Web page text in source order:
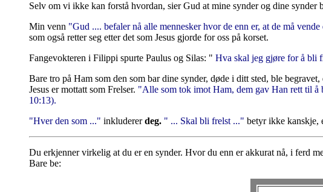
Selv om vi ikke kan forstå hvordan, sier Gud at mine synder og dine
Min venn "Gud .... befaler nå alle mennesker hvor de enn er, at de må
som også retter seg etter det som Jesus gjorde for oss på korset.
Fangevokteren i Filippi spurte Paulus og Silas: " Hva skal jeg gjøre for å bli
Bare tro på Ham som den som bar dine synder, døde i ditt sted, ble
Jesus er mottatt som Frelser. "Alle som tok imot Ham, dem gav Han rett til å
10:13).
"Hver den som ..." inkludererdeg. " ... Skal bli frelst ..." betyr ikke kanskje,
Du erkjenner virkelig at du er en synder. Hvor du enn er akkurat nå, i ferd
Bare be: